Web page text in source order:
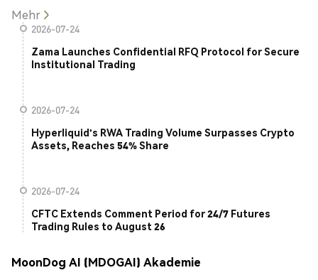
Mehr
2026-07-24
Zama Launches Confidential RFQ Protocol for Secure
Institutional Trading
2026-07-24
Hyperliquid's RWA Trading Volume Surpasses Crypto
Assets, Reaches 54% Share
2026-07-24
CFTC Extends Comment Period for 24/7 Futures
Trading Rules to August 26
MoonDog AI (MDOGAI) Akademie